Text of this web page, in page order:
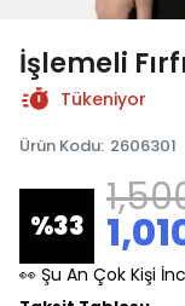
İşlemeli
Tükeniyor
Ürün Kodu: 2606301
%33
👀 Şu An Çok Kişi